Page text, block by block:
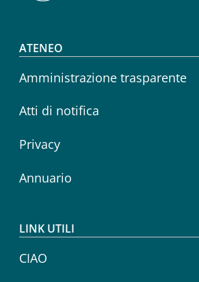
Footer menu
ATENEO
Amministrazione trasparente
Atti di notifica
Privacy
Annuario
LINK UTILI
CIAO